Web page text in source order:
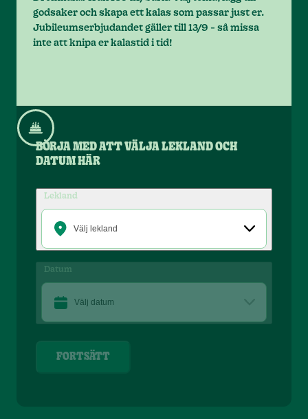
godsaker och skapa ett kalas som passar just er.
Jubileumserbjudandet gäller till 13/9 - så missa
inte att knipa er kalastid i tid!
BÖRJA MED ATT VÄLJA LEKLAND OCH
DATUM HÄR
Lekland
Välj lekland
Datum
Välj datum
FORTSÄTT